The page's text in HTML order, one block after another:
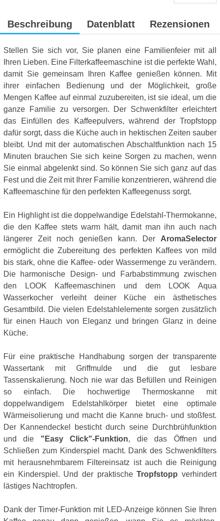
Beschreibung Datenblatt Rezensionen
Stellen Sie sich vor, Sie planen eine Familienfeier mit all
Ihren Lieben. Eine Filterkaffeemaschine ist die perfekte Wahl,
damit Sie gemeinsam Ihren Kaffee genießen können. Mit
ihrer einfachen Bedienung und der Möglichkeit, große
Mengen Kaffee auf einmal zuzubereiten, ist sie ideal, um die
ganze Familie zu versorgen. Der Schwenkfilter erleichtert
das Einfüllen des Kaffeepulvers, während der Tropfstopp
dafür sorgt, dass die Küche auch in hektischen Zeiten sauber
bleibt. Und mit der automatischen Abschaltfunktion nach 15
Minuten brauchen Sie sich keine Sorgen zu machen, wenn
Sie einmal abgelenkt sind. So können Sie sich ganz auf das
Fest und die Zeit mit Ihrer Familie konzentrieren, während die
Kaffeemaschine für den perfekten Kaffeegenuss sorgt.
Ein Highlight ist die doppelwandige Edelstahl-Thermokanne,
die den Kaffee stets warm hält, damit man ihn auch nach
längerer Zeit noch genießen kann. Der AromaSelector
ermöglicht die Zubereitung des perfekten Kaffees von mild
bis stark, ohne die Kaffee- oder Wassermenge zu verändern.
Die harmonische Design- und Farbabstimmung zwischen
den LOOK Kaffeemaschinen und dem LOOK Aqua
Wasserkocher verleiht deiner Küche ein ästhetisches
Gesamtbild. Die vielen Edelstahlelemente sorgen zusätzlich
für einen Hauch von Eleganz und bringen Glanz in deine
Küche.
Für eine praktische Handhabung sorgen der transparente
Wassertank mit Griffmulde und die gut lesbare
Tassenskalierung. Noch nie war das Befüllen und Reinigen
so einfach. Die hochwertige Thermoskanne mit
doppelwandigem Edelstahlkörper bietet eine optimale
Wärmeisolierung und macht die Kanne bruch- und stoßfest.
Der Kannendeckel besticht durch seine Durchbrühfunktion
und die "Easy Click"-Funktion, die das Öffnen und
Schließen zum Kinderspiel macht. Dank des Schwenkfilters
mit herausnehmbarem Filtereinsatz ist auch die Reinigung
ein Kinderspiel. Und der praktischeTropfstopp verhindert
lästiges Nachtropfen.
Dank der Timer-Funktion mit LED-Anzeige können Sie Ihren